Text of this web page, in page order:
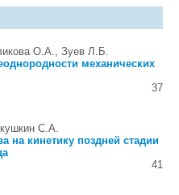
О.А., Зуев Л.Б.
механических
37
С.А.
на кинетику поздней стадии
41